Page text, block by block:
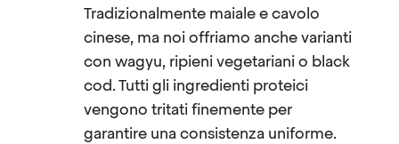
Tradizionalmente maiale e cavolo
cinese, ma noi offriamo anche varianti
con wagyu, ripieni vegetariani o black
cod. Tutti gli ingredienti proteici
vengono tritati finemente per
garantire una consistenza uniforme.